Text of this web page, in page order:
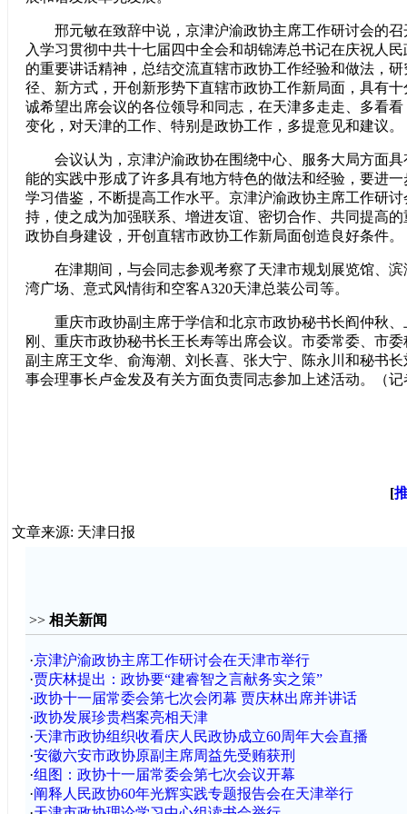
邢元敏在致辞中说，京津沪渝政协主席工作研讨会的召
入学习贯彻中共十七届四中全会和胡锦涛总书记在庆祝人
的重要讲话精神，总结交流直辖市政协工作经验和做法，
径、新方式，开创新形势下直辖市政协工作新局面，具有
诚希望出席会议的各位领导和同志，在天津多走走、多看
变化，对天津的工作、特别是政协工作，多提意见和建议。
会议认为，京津沪渝政协在围绕中心、服务大局方面具
能的实践中形成了许多具有地方特色的做法和经验，要进
学习借鉴，不断提高工作水平。京津沪渝政协主席工作研
持，使之成为加强联系、增进友谊、密切合作、共同提高
政协自身建设，开创直辖市政协工作新局面创造良好条件。
在津期间，与会同志参观考察了天津市规划展览馆、滨
湾广场、意式风情街和空客A320天津总装公司等。
重庆市政协副主席于学信和北京市政协秘书长阎仲秋、
刚、重庆市政协秘书长王长寿等出席会议。市委常委、市
副主席王文华、俞海潮、刘长喜、张大宁、陈永川和秘书
事会理事长卢金发及有关方面负责同志参加上述活动。（
[
文章来源: 天津日报
>> 相关新闻
·京津沪渝政协主席工作研讨会在天津市举行
·贾庆林提出：政协要“建睿智之言献务实之策”
·政协十一届常委会第七次会闭幕 贾庆林出席并讲话
·政协发展珍贵档案亮相天津
·天津市政协组织收看庆人民政协成立60周年大会直播
·安徽六安市政协原副主席周益先受贿获刑
·组图：政协十一届常委会第七次会议开幕
·阐释人民政协60年光辉实践专题报告会在天津举行